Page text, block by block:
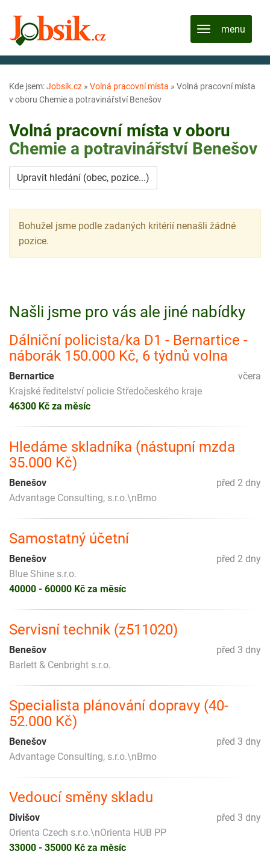
Kde jsem:Jobsik.cz » Volná pracovní místa » Volná pracovní místa
v oboru Chemie a potravinářství Benešov
Volná pracovní místa v oboru
Chemie a potravinářství Benešov
Upravit hledání (obec, pozice...)
Bohužel jsme podle zadaných kritérií nenašli žádné
pozice.
Našli jsme pro vás ale jiné nabídky
Dálniční policista/ka D1 - Bernartice -
náborák 150.000 Kč, 6 týdnů volna
včera
Bernartice
Krajské ředitelství policie Středočeského kraje
46300 Kč za měsíc
Hledáme skladníka (nástupní mzda
35.000 Kč)
před 2 dny
Benešov
Advantage Consulting, s.r.o.\nBrno
Samostatný účetní
před 2 dny
Benešov
Blue Shine s.r.o.
40000 - 60000 Kč za měsíc
Servisní technik (z511020)
před 3 dny
Benešov
Barlett & Cenbright s.r.o.
Specialista plánování dopravy (40-
52.000 Kč)
před 3 dny
Benešov
Advantage Consulting, s.r.o.\nBrno
Vedoucí směny skladu
před 3 dny
Divišov
Orienta Czech s.r.o.\nOrienta HUB PP
33000 - 35000 Kč za měsíc